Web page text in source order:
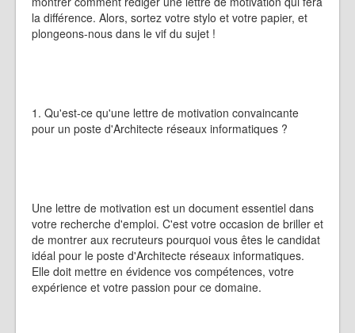
la différence. Alors, sortez votre stylo et votre papier, et
plongeons-nous dans le vif du sujet !
1. Qu'est-ce qu'une lettre de motivation convaincante
pour un poste d'Architecte réseaux informatiques ?
Une lettre de motivation est un document essentiel dans
votre recherche d'emploi. C'est votre occasion de briller et
de montrer aux recruteurs pourquoi vous êtes le candidat
idéal pour le poste d'Architecte réseaux informatiques.
Elle doit mettre en évidence vos compétences, votre
expérience et votre passion pour ce domaine.